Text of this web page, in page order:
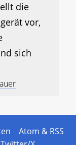
die
vor,
sich
Atom & RSS